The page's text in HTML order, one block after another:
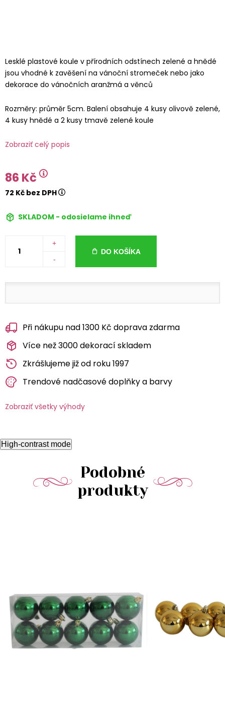
Lesklé plastové koule v přírodních odstínech zelené a hnědé
jsou vhodné k zavěšení na vánoční stromeček nebo jako
dekorace do vánočních aranžmá a věnců
Rozměry: průměr 5cm. Balení obsahuje 4 kusy olivově zelené,
4 kusy hnědé a 2 kusy tmavě zelené koule
Zobraziť celý popis
86 Kč
72 Kč bez DPH
SKLADOM - odosielame ihneď
+
-
DO KOŠÍKA
Při nákupu nad 1300 Kč doprava zdarma
Více než 3000 dekorací skladem
Zkrášlujeme již od roku 1997
Trendové nadčasové doplňky a barvy
Zobraziť všetky výhody
High-contrast mode
Podobné
produkty